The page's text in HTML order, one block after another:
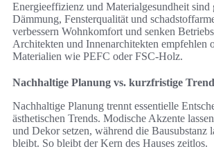
Energieeffizienz und Materialgesundheit
Dämmung, Fensterqualität und
verbessern Wohnkomfort und senken
Architekten und Innenarchitekten empfehlen
Materialien wie PEFC oder FSC-Holz.
Nachhaltige Planung vs. kurzfristige
Nachhaltige Planung trennt essentielle
ästhetischen Trends. Modische Akzente
und Dekor setzen, während die Bausubstanz
bleibt. So bleibt der Kern des Hauses zeitlos.